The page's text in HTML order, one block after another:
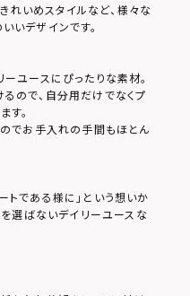
きれいめスタイルなど、様々な
いデザインです。
ユースにぴったりな素材。
ので、自分用だけでなくプ
す。
のでお手入れの手間もほとん
トである様に」という想いか
を選ばないデイリーユースな